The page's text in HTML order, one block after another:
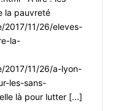
la pauvreté
2017/11/26/eleves-
la-
2017/11/26/a-lyon-
les-sans-
là pour lutter [...]